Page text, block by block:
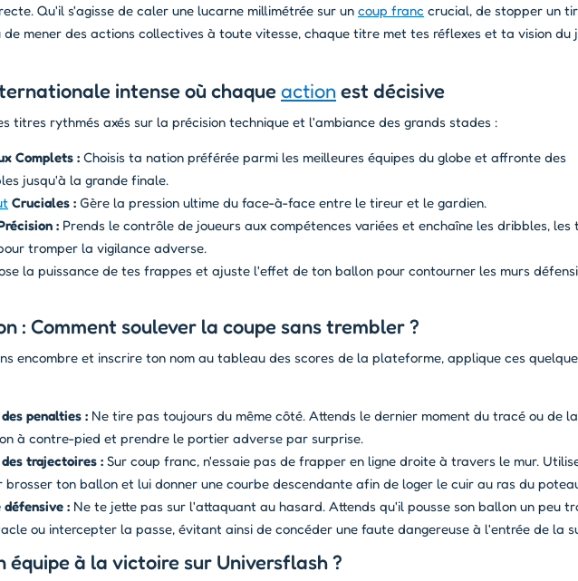
Qu'il s'agisse de caler une lucarne millimétrée sur un coup franc crucial, de stopper un
de mener des actions collectives à toute vitesse, chaque titre met tes réflexes et ta vision du
intense où chaqueaction est décisive
titres rythmés axés sur la précision technique et l'ambiance des grands stades :
Complets : Choisis ta nation préférée parmi les meilleures équipes du globe et affronte des
jusqu'à la grande finale.
Cruciales : Gère la pression ultime du face-à-face entre le tireur et le gardien.
: Prends le contrôle de joueurs aux compétences variées et enchaîne les dribbles, les
tromper la vigilance adverse.
la puissance de tes frappes et ajuste l'effet de ton ballon pour contourner les murs
: Comment soulever la coupe sans trembler ?
encombre et inscrire ton nom au tableau des scores de la plateforme, applique ces
penalties : Ne tire pas toujours du même côté. Attends le dernier moment du tracé ou de
à contre-pied et prendre le portier adverse par surprise.
trajectoires : Sur coup franc, n'essaie pas de frapper en ligne droite à travers le mur.
brosser ton ballon et lui donner une courbe descendante afin de loger le cuir au ras du
défensive : Ne te jette pas sur l'attaquant au hasard. Attends qu'il pousse son ballon un peu
ou intercepter la passe, évitant ainsi de concéder une faute dangereuse à l'entrée de la
équipe à la victoire sur Universflash ?